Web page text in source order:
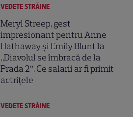
VEDETE STRĂINE
Meryl Streep, gest
impresionant pentru Anne
Hathaway și Emily Blunt la
„Diavolul se îmbracă de la
Prada 2”. Ce salarii ar fi primit
actrițele
VEDETE STRĂINE